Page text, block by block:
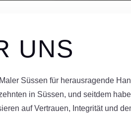
UNS
Süssen für herausragende
in Süssen, und seitdem
auf Vertrauen, Integrität und